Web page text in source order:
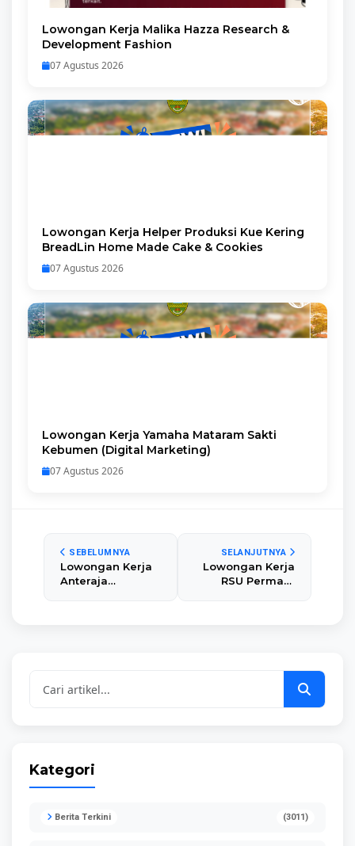
Lowongan Kerja Malika Hazza Research &
Development Fashion
07 Agustus 2026
Lowongan Kerja Helper Produksi Kue Kering
BreadLin Home Made Cake & Cookies
07 Agustus 2026
Lowongan Kerja Yamaha Mataram Sakti
Kebumen (Digital Marketing)
07 Agustus 2026
SEBELUMNYA
Lowongan Kerja
Anteraja
SELANJUTNYA
Lowongan Kerja
RSU Permata
Kategori
Berita Terkini (3011)